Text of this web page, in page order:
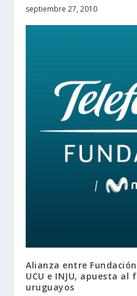
septiembre 27, 2010
Alianza entre
UCU e INJU, apuesta
uruguayos